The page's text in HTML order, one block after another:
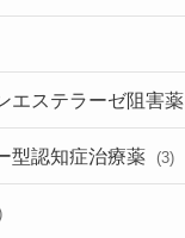
エステラーゼ阻害薬
型認知症治療薬 (3)